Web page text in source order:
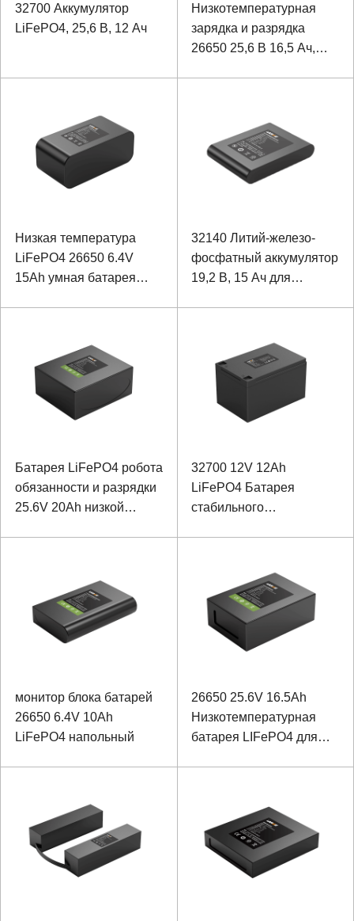
32700 Аккумулятор
LiFePO4, 25,6 В, 12 Ач
Низкотемпературная
зарядка и разрядка
26650 25,6 В 16,5 Ач,
Низкая температура
LiFePO4 26650 6.4V
15Ah умная батарея
32140 Литий-железо-
фосфатный аккумулятор
19,2 В, 15 Ач для
Батарея LiFePO4 робота
обязанности и разрядки
25.6V 20Ah низкой
32700 12V 12Ah
LiFePO4 Батарея
стабильного
монитор блока батарей
26650 6.4V 10Ah
LiFePO4 напольный
26650 25.6V 16.5Ah
Низкотемпературная
батарея LIFePO4 для
оборудования